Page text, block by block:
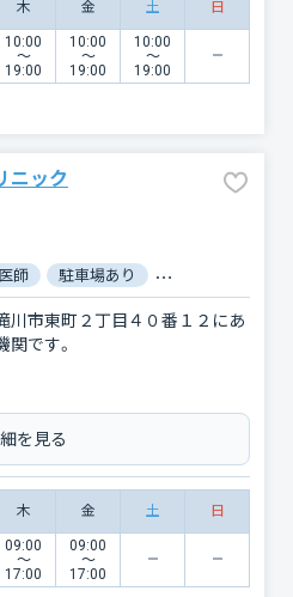
木 金 土 日
10:00
〜
19:00
10:00
〜
19:00
10:00
〜
19:00
ニック
師 駐車場あり バリアフリー
川市東町２丁目４０番１２にあ
関です。
を見る
木 金 土 日
09:00
〜
17:00
09:00
〜
17:00